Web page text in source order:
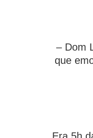
– Dom
que